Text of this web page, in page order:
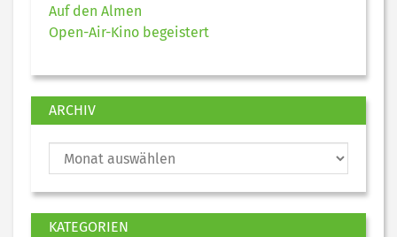
Auf den Almen
Open-Air-Kino begeistert
ARCHIV
KATEGORIEN